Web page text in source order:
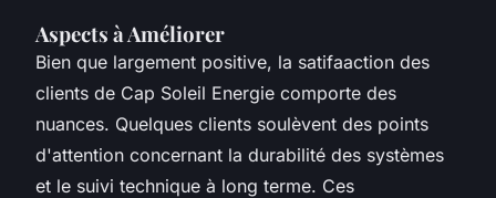
Aspects à Améliorer
Bien que largement positive, la satifaaction des
clients de Cap Soleil Energie comporte des
nuances. Quelques clients soulèvent des points
d'attention concernant la durabilité des systèmes
et le suivi technique à long terme. Ces